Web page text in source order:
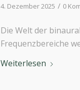
4. Dezember 2025 / 0
Die Welt der
Frequenzbereiche
Weiterlesen